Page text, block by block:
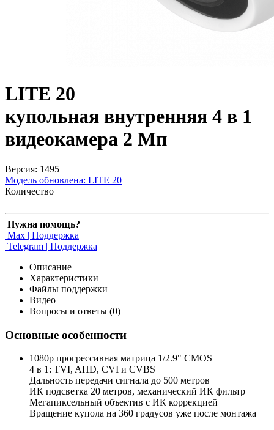
LITE 20
купольная внутренняя 4 в 1
видеокамера 2 Мп
Версия: 1495
Модель обновлена: LITE 20
Количество
Нужна помощь?
Max | Поддержка
Telegram | Поддержка
Описание
Характеристики
Файлы поддержки
Видео
Вопросы и ответы (0)
Основные особенности
1080p прогрессивная матрица 1/2.9" CMOS
4 в 1: TVI, AHD, CVI и CVBS
Дальность передачи сигнала до 500 метров
ИК подсветка 20 метров, механический ИК фильтр
Мегапиксельный объектив с ИК коррекцией
Вращение купола на 360 градусов уже после монтажа